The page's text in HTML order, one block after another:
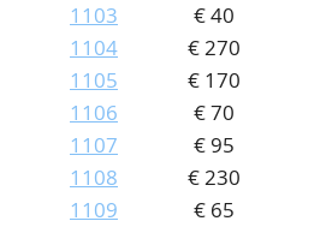
1103
€ 40
1104
€ 270
1105
€ 170
1106
€ 70
1107
€ 95
1108
€ 230
1109
€ 65